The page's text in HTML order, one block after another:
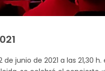
de junio de 2021 a las